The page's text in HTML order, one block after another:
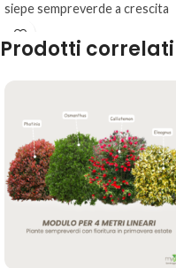
siepe sempreverde a crescita
veloce. Distanza d'impianto
consigliata 70-90cm.
Prodotti correlati